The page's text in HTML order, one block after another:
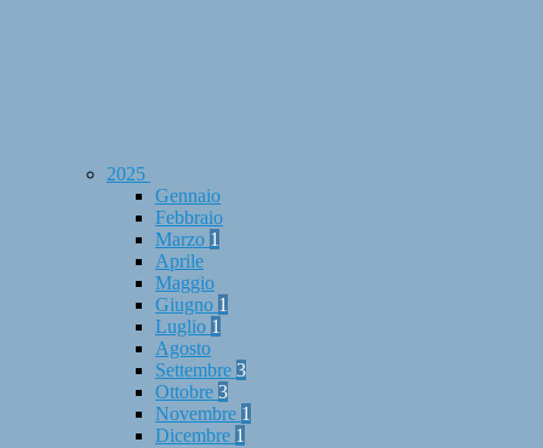
2025
Gennaio
Febbraio
Marzo 1
Aprile
Maggio
Giugno 1
Luglio 1
Agosto
Settembre 3
Ottobre 3
Novembre 1
Dicembre 1